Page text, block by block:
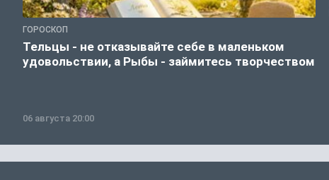
ГОРОСКОП
Тельцы - не отказывайте себе в маленьком
удовольствии, а Рыбы - займитесь творчеством
06 августа 20:00